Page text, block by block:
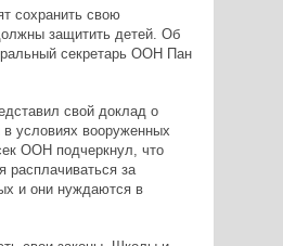
сохранить свою
защитить детей. Об
секретарь ООН Пан
свой доклад о
условиях вооруженных
ООН подчеркнул, что
расплачиваться за
и они нуждаются в